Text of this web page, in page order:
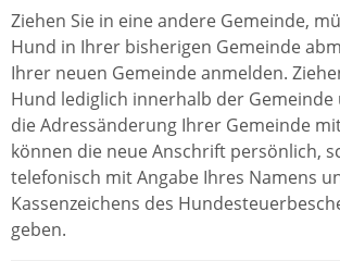
Ziehen Sie in eine andere Gemeinde,
Hund in Ihrer bisherigen Gemeinde
Ihrer neuen Gemeinde anmelden.
Hund lediglich innerhalb der Gemeinde
die Adressänderung Ihrer Gemeinde
können die neue Anschrift persönlich,
telefonisch mit Angabe Ihres Namens
Kassenzeichens des
geben.